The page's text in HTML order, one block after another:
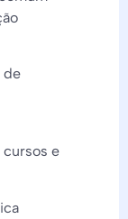
de
e